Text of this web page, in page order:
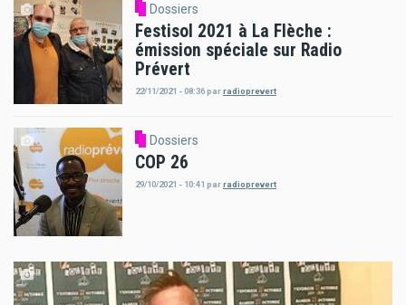
Dossiers
Festisol 2021 à La Flèche :
émission spéciale sur Radio
Prévert
22/11/2021 - 08:36parradioprevert
Dossiers
COP 26
29/10/2021 - 10:41 parradioprevert